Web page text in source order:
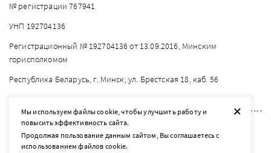
+
Мы используем файлы cookie, чтобы улучшить работу и
повысить эффективность сайта.
Продолжая пользование данным сайтом, Вы соглашаетесь с
использованием файлов cookie.
№ регистрации 767941
УНП 192704136
Регистрационный № 192704136 от 13.09.2016, Минским
горисполкомом
Республика Беларусь, г. Минск, ул. Брестская 18, каб. 56
2026 © listelle.by
Разработка сайта — SLAM